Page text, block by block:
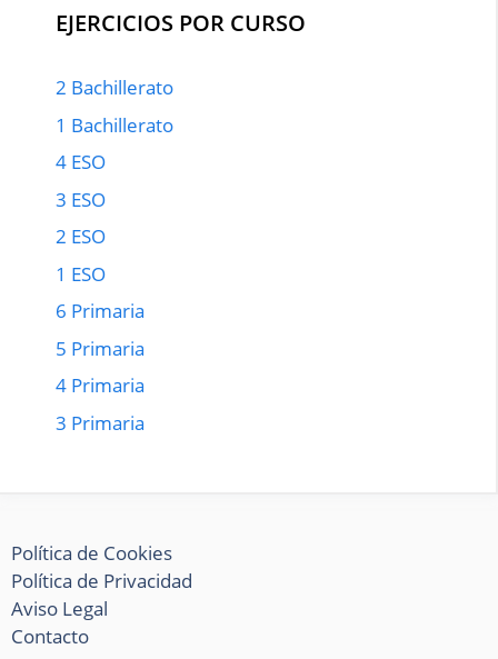
EJERCICIOS POR CURSO
2 Bachillerato
1 Bachillerato
4 ESO
3 ESO
2 ESO
1 ESO
6 Primaria
5 Primaria
4 Primaria
3 Primaria
Política de Cookies
Política de Privacidad
Aviso Legal
Contacto